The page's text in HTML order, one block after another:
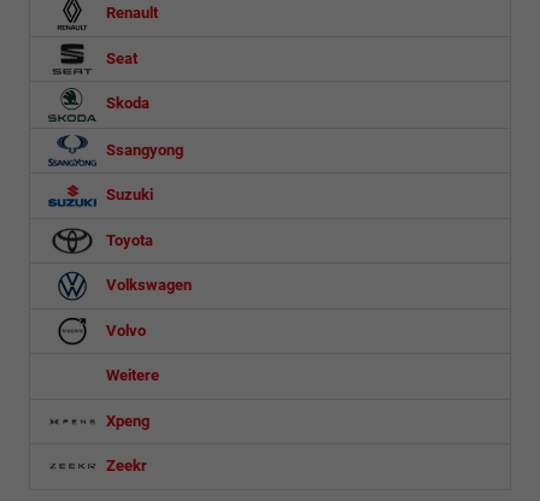
Renault
Seat
Skoda
Ssangyong
Suzuki
Toyota
Volkswagen
Volvo
Weitere
Xpeng
Zeekr